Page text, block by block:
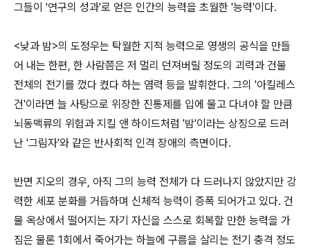
그들이 '연구의 성과'로 얻은 인간의 능력을 초월한 '능력'이다.
<낮과 밤>의 도정우는 탁월한 지적 능력으로 영생의 공식을 만들
어 내는 한편, 한 사람쯤은 저 멀리 던져버릴 정도의 괴력과 건물
전체의 전기를 껐다 켰다 하는 염력 등을 발휘한다. 그의 '아킬레스
건'이라면 늘 사탕으로 위장한 진통제를 입에 물고 다녀야 할 만큼
뇌동맥류의 위험과 지킬 앤 하이드처럼 '밤'이라는 상징으로 드러
난 '그림자'와 같은 반사회적 인격 장애의 측면이다.
반면 지오의 경우, 아직 그의 능력 전체가 다 드러나지 않았지만 강
력한 세포 분화를 거듭하며 신체적 능력이 증폭 되어가고 있다. 건
물 옥상에서 떨어지는 자기 자신을 스스로 회복할 만한 능력을 가
짐은 물론 1회에서 죽어가는 하늘에 구름을 살리는 전기 충격 정도